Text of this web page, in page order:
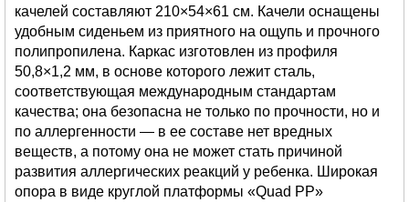
качелей составляют 210×54×61 см. Качели оснащены
удобным сиденьем из приятного на ощупь и прочного
полипропилена. Каркас изготовлен из профиля
50,8×1,2 мм, в основе которого лежит сталь,
соответствующая международным стандартам
качества; она безопасна не только по прочности, но и
по аллергенности — в ее составе нет вредных
веществ, а потому она не может стать причиной
развития аллергических реакций у ребенка. Широкая
опора в виде круглой платформы «Quad PP»